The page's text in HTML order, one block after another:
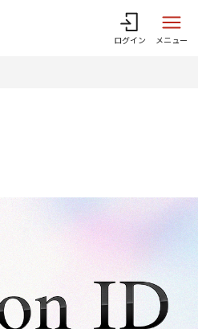
ログイン メニュー